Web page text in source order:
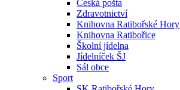
Česká pošta
Zdravotnictví
Knihovna Ratibořské Hory
Knihovna Ratibořice
Školní jídelna
Jídelníček ŠJ
Sál obce
Sport